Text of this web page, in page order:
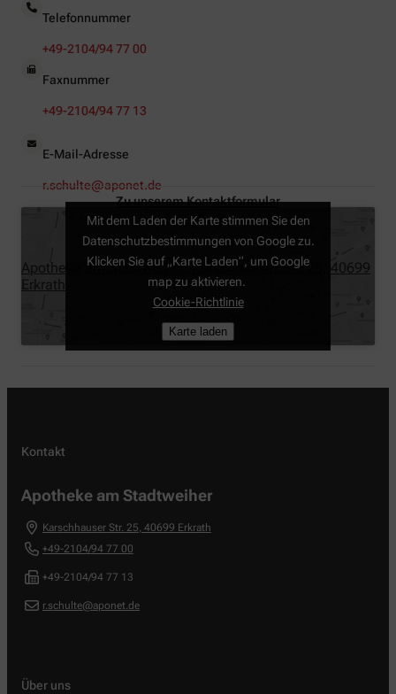
Telefonnummer
+49-2104/94 77 00
Faxnummer
+49-2104/94 77 13
E-Mail-Adresse
r.schulte@aponet.de
Zu unserem Kontaktformular
Apotheke am Stadtweiher, Karschhauser Str. 25, 40699
Erkrath
Mit dem Laden der Karte stimmen Sie den
Datenschutzbestimmungen von Google zu.
Klicken Sie auf „Karte Laden“, um Google
map zu aktivieren.
Cookie-Richtlinie
Karte laden
Kontakt
Apotheke am Stadtweiher
Karschhauser Str. 25, 40699 Erkrath
+49-2104/94 77 00
+49-2104/94 77 13
r.schulte@aponet.de
Über uns